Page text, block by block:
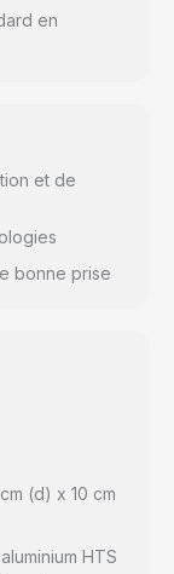
en
et de
bonne prise
(d) x 10 cm
HTS